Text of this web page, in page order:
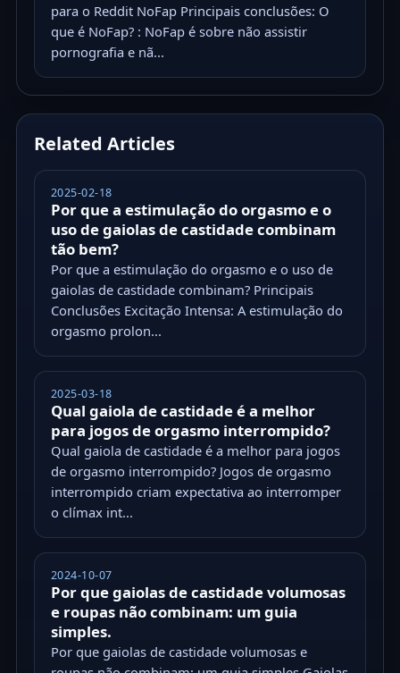
para o Reddit NoFap Principais conclusões: O
que é NoFap? : NoFap é sobre não assistir
pornografia e nã...
Related Articles
2025-02-18
Por que a estimulação do orgasmo e o
uso de gaiolas de castidade combinam
tão bem?
Por que a estimulação do orgasmo e o uso de
gaiolas de castidade combinam? Principais
Conclusões Excitação Intensa: A estimulação do
orgasmo prolon...
2025-03-18
Qual gaiola de castidade é a melhor
para jogos de orgasmo interrompido?
Qual gaiola de castidade é a melhor para jogos
de orgasmo interrompido? Jogos de orgasmo
interrompido criam expectativa ao interromper
o clímax int...
2024-10-07
Por que gaiolas de castidade volumosas
e roupas não combinam: um guia
simples.
Por que gaiolas de castidade volumosas e